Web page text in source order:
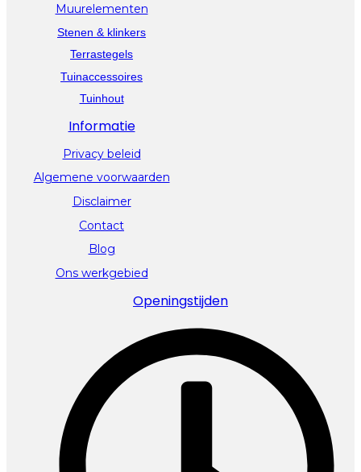
Muurelementen
Stenen & klinkers
Terrastegels
Tuinaccessoires
Tuinhout
Informatie
Privacy beleid
Algemene voorwaarden
Disclaimer
Contact
Blog
Ons werkgebied
Openingstijden